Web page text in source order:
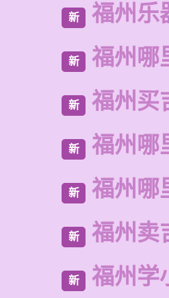
新 福州乐
新 福州哪
新 福州买
新 福州哪
新 福州哪
新 福州卖
新 福州学